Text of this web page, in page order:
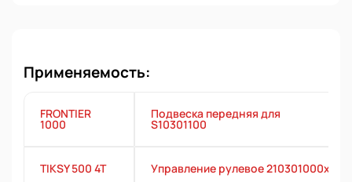
Применяемость:
FRONTIER
1000
Подвеска передняя для
S10301100
TIKSY 500 4T Управление рулевое 210301000х